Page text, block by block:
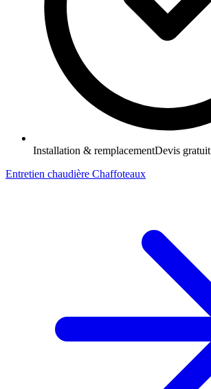
Installation & remplacementDevis gratuit
Entretien chaudière Chaffoteaux